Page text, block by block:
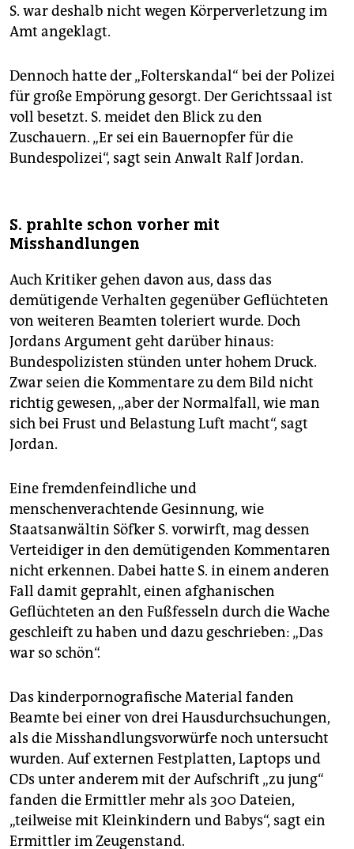
S. war deshalb nicht wegen Körperverletzung im
Amt angeklagt.
Dennoch hatte der „Folterskandal“ bei der Polizei
für große Empörung gesorgt. Der Gerichtssaal ist
voll besetzt. S. meidet den Blick zu den
Zuschauern. „Er sei ein Bauernopfer für die
Bundespolizei“, sagt sein Anwalt Ralf Jordan.
S. prahlte schon vorher mit
Misshandlungen
Auch Kritiker gehen davon aus, dass das
demütigende Verhalten gegenüber Geflüchteten
von weiteren Beamten toleriert wurde. Doch
Jordans Argument geht darüber hinaus:
Bundespolizisten stünden unter hohem Druck.
Zwar seien die Kommentare zu dem Bild nicht
richtig gewesen, „aber der Normalfall, wie man
sich bei Frust und Belastung Luft macht“, sagt
Jordan.
Eine fremdenfeindliche und
menschenverachtende Gesinnung, wie
Staatsanwältin Söfker S. vorwirft, mag dessen
Verteidiger in den demütigenden Kommentaren
nicht erkennen. Dabei hatte S. in einem anderen
Fall damit geprahlt, einen afghanischen
Geflüchteten an den Fußfesseln durch die Wache
geschleift zu haben und dazu geschrieben: „Das
war so schön“.
Das kinderpornografische Material fanden
Beamte bei einer von drei Hausdurchsuchungen,
als die Misshandlungsvorwürfe noch untersucht
wurden. Auf externen Festplatten, Laptops und
CDs unter anderem mit der Aufschrift „zu jung“
fanden die Ermittler mehr als 300 Dateien,
„teilweise mit Kleinkindern und Babys“, sagt ein
Ermittler im Zeugenstand.